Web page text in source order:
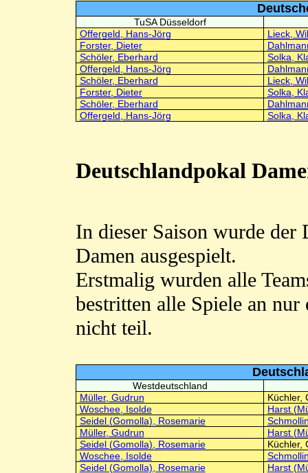
TuSA Düsseldorf
Offergeld, Hans-Jörg
Lieck,
Forster, Dieter
Schöler, Eberhard
Solka,
Offergeld, Hans-Jörg
Schöler, Eberhard
Lieck,
Forster, Dieter
Solka,
Schöler, Eberhard
Offergeld, Hans-Jörg
Solka,
Deutschlandpokal
In dieser Saison wurde der
Damen ausgespielt.
Erstmalig wurden alle
bestritten alle Spiele an
nicht teil.
Westdeutschland
Müller, Gudrun
Küchler,
Woschee, Isolde
Harst
Seidel (Gomolla), Rosemarie
Müller, Gudrun
Harst
Seidel (Gomolla), Rosemarie
Küchler,
Woschee, Isolde
Seidel (Gomolla), Rosemarie
Harst